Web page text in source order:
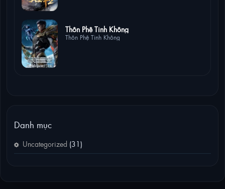
Thôn Phệ Tinh Không
Thôn Phệ Tinh Không
Danh mục
Uncategorized (31)